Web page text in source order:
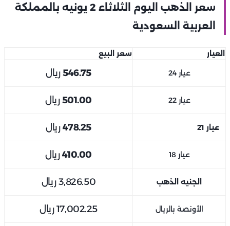
سعر الذهب اليوم الثلاثاء 2 يونيه بالمملكة
العربية السعودية
العيار سعر البيع
عيار 24 546.75 ريال
عيار 22 501.00 ريال
عيار 21 478.25 ريال
عيار 18 410.00 ريال
الجنيه الذهب 3,826.50 ريال
الأونصة بالريال 17,002.25 ريال